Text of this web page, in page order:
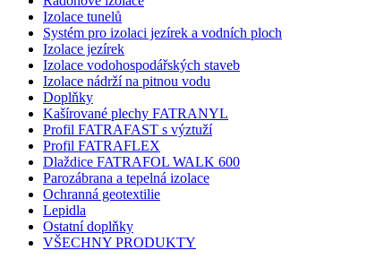
Izolace tunelů
Systém pro izolaci jezírek a vodních ploch
Izolace jezírek
Izolace vodohospodářských staveb
Izolace nádrží na pitnou vodu
Doplňky
Kašírované plechy FATRANYL
Profil FATRAFAST s výztuží
Profil FATRAFLEX
Dlaždice FATRAFOL WALK 600
Parozábrana a tepelná izolace
Ochranná geotextilie
Lepidla
Ostatní doplňky
VŠECHNY PRODUKTY